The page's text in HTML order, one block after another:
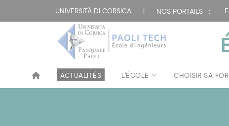
UNIVERSITÀ DI CORSICA | NOS PORTAILS :
ACTUALITÉS L'ÉCOLE CHOISIR SA